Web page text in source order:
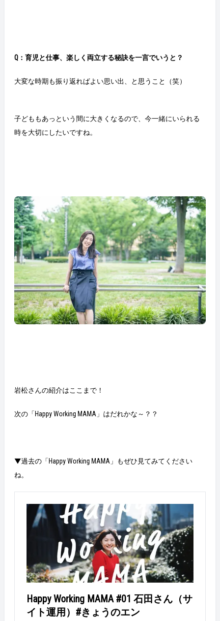
Q：育児と仕事、楽しく両立する秘訣を一言でいうと？
大変な時期も振り返ればよい思い出、と思うこと（笑）
子どももあっという間に大きくなるので、今一緒にいられる
時を大切にしたいですね。
岩松さんの紹介はここまで！
次の「Happy Working MAMA」はだれかな～？？
▼過去の「Happy Working MAMA」もぜひ見てみてください
ね。
Happy Working MAMA #01 石田さん（サ
イト運用）#きょうのエン